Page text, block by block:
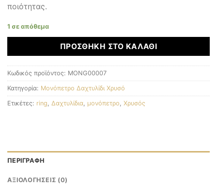
ποιότητας.
1 σε απόθεμα
ΠΡΟΣΘΉΚΗ ΣΤΟ ΚΑΛΆΘΙ
Κωδικός προϊόντος: MONG00007
Κατηγορία: Μονόπετρο Δαχτυλίδι Χρυσό
Ετικέτες: ring, Δαχτυλίδια, μονόπετρο, Χρυσός
ΠΕΡΙΓΡΑΦΉ
ΑΞΙΟΛΟΓΉΣΕΙΣ (0)